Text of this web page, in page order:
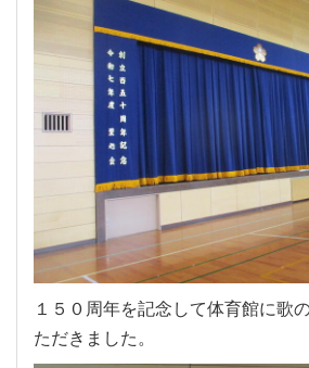
１５０周年を記念して体育館に歌
ただきました。